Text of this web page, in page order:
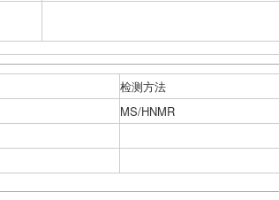
检测方法
MS/HNMR